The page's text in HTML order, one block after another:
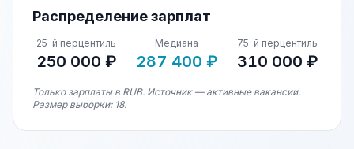
Распределение зарплат
25-й перцентиль
250 000 ₽
Медиана
287 400 ₽
75-й перцентиль
310 000 ₽
Только зарплаты в RUB. Источник — активные вакансии.
Размер выборки: 18.